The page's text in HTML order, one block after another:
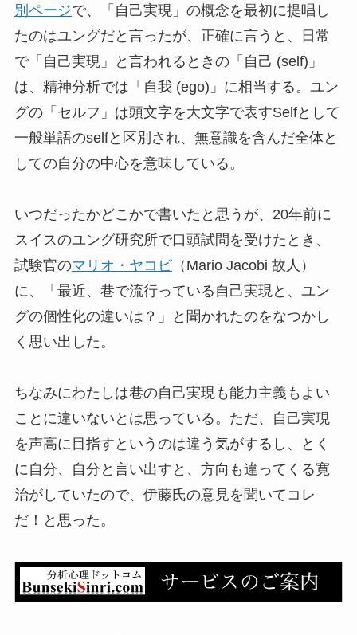
別ページで、「自己実現」の概念を最初に提唱し
たのはユングだと言ったが、正確に言うと、日常
で「自己実現」と言われるときの「自己 (self)」
は、精神分析では「自我 (ego)」に相当する。ユン
グの「セルフ」は頭文字を大文字で表すSelfとして
一般単語のselfと区別され、無意識を含んだ全体と
しての自分の中心を意味している。
いつだったかどこかで書いたと思うが、20年前に
スイスのユング研究所で口頭試問を受けたとき、
試験官のマリオ・ヤコビ（Mario Jacobi 故人）
に、「最近、巷で流行っている自己実現と、ユン
グの個性化の違いは？」と聞かれたのをなつかし
く思い出した。
ちなみにわたしは巷の自己実現も能力主義もよい
ことに違いないとは思っている。ただ、自己実現
を声高に目指すというのは違う気がするし、とく
に自分、自分と言い出すと、方向も違ってくる寛
治がしていたので、伊藤氏の意見を聞いてコレ
だ！と思った。